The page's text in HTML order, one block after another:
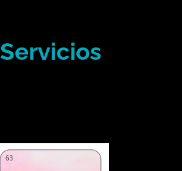
Servicios